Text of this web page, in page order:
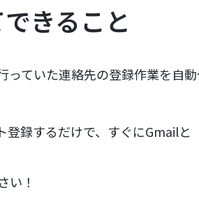
きること
っていた連絡先の登録作業を自
録するだけで、すぐにGmailと
い！